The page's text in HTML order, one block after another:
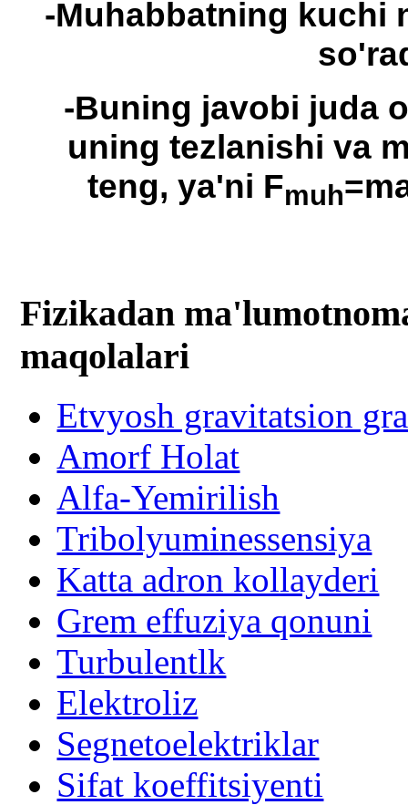
-Muhabbatning kuchi
-Buning javobi juda
uning tezlanishi va
teng, ya'ni Fmuh
Fizikadan
maqolalari
Etvyosh gravitatsion
Amorf Holat
Alfa-Yemirilish
Tribolyuminessensiya
Katta adron kollayderi
Grem effuziya qonuni
Turbulentlk
Elektroliz
Segnetoelektriklar
Sifat koeffitsiyenti